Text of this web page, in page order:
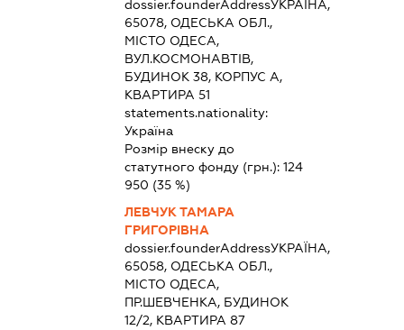
dossier.founderAddressУКРАЇНА,
65078, ОДЕСЬКА ОБЛ.,
МІСТО ОДЕСА,
ВУЛ.КОСМОНАВТІВ,
БУДИНОК 38, КОРПУС А,
КВАРТИРА 51
statements.nationality:
Україна
Розмір внеску до
статутного фонду (грн.):124
950 (35 %)
ЛЕВЧУК ТАМАРА
ГРИГОРІВНА
dossier.founderAddressУКРАЇНА,
65058, ОДЕСЬКА ОБЛ.,
МІСТО ОДЕСА,
ПР.ШЕВЧЕНКА, БУДИНОК
12/2, КВАРТИРА 87